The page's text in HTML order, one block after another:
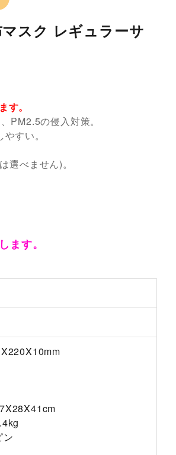
スク レギュラーサ
す。
PM2.5の侵入対策。
すい。
選べません)。
ます。
ン